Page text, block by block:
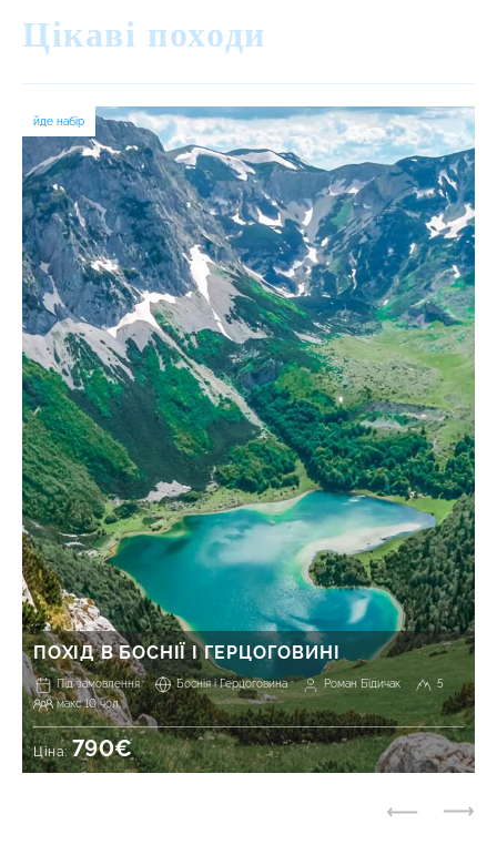
Цікаві походи
йде набір
ПОХІД В БОСНІЇ І ГЕРЦОГОВИНІ
Під замовлення Боснія і Герцоговина Роман Бідичак
5
макс 10 чол.
Ціна:790€